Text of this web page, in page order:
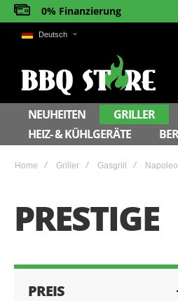
0% Finanzierung
Deutsch
NEUHEITEN GRILLER
HEIZ- & KÜHLGERÄTE
Home Griller Gasgrill
PRESTIGE
PREIS